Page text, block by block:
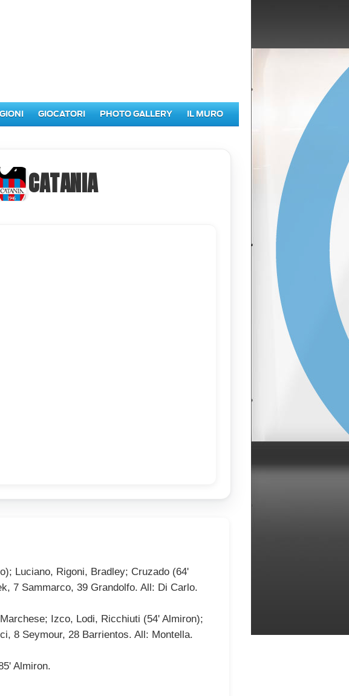
GIOCATORI PHOTO GALLERY IL MURO
CATANIA
Luciano, Rigoni, Bradley; Cruzado (64'
7 Sammarco, 39 Grandolfo. All: Di Carlo.
Izco, Lodi, Ricchiuti (54' Almiron);
8 Seymour, 28 Barrientos. All: Montella.
Almiron.